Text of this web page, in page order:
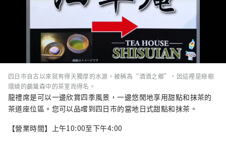
四日市自古以來就有得天獨厚的水源，被稱為“酒酒之鄉”，因這裡是綠樹
環繞的鸕鶿森中的茶室而得名。
龍禮席是可以一邊欣賞四季風景，一邊悠閒地享用甜點和抹茶的
茶道座位區。您可以品嚐到四日市的當地日式甜點和抹茶。
【營業時間】上午10:00至下午4:00